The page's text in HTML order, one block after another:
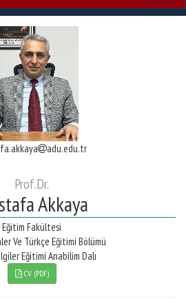
adu.edu.tr
Prof.Dr.
Akkaya
Eğitim Fakültesi
Ve Türkçe Eğitimi Bölümü
Eğitimi Anabilim Dalı
CV (PDF)